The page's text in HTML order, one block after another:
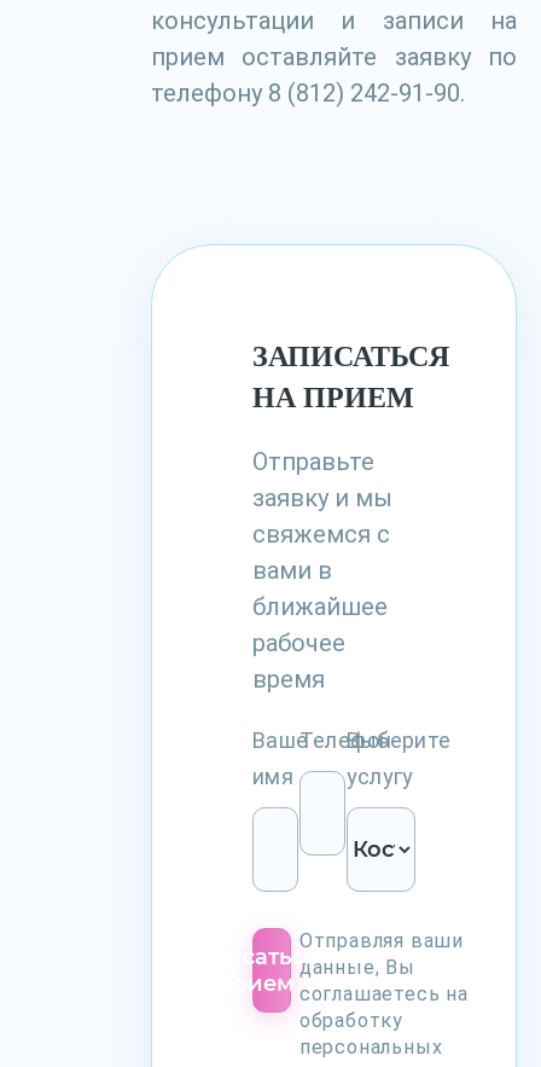
консультации и записи на
прием оставляйте заявку по
телефону 8 (812) 242-91-90.
ЗАПИСАТЬСЯ
НА ПРИЕМ
Отправьте
заявку и мы
свяжемся с
вами в
ближайшее
рабочее
время
Ваше
имя
ТелефонВыберите
услугу
Записаться
на прием
Отправляя ваши
данные, Вы
соглашаетесь на
обработку
персональных